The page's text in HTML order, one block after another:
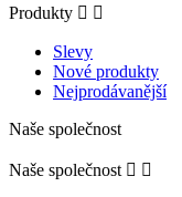
Produkty  
Slevy
Nové produkty
Nejprodávanější
Naše společnost
Naše společnost  